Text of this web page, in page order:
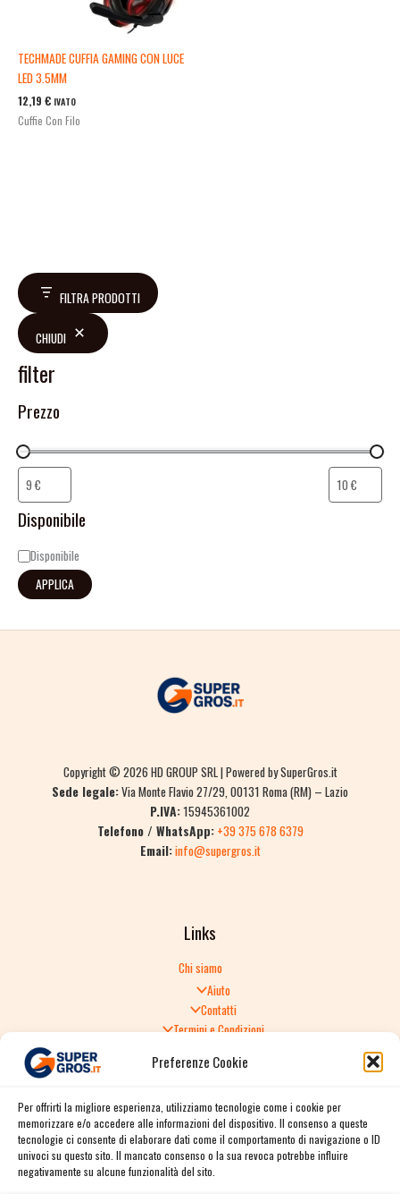
Preferenze Cookie
Per offrirti la migliore esperienza, utilizziamo tecnologie come i cookie per
memorizzare e/o accedere alle informazioni del dispositivo. Il consenso a queste
tecnologie ci consente di elaborare dati come il comportamento di navigazione o ID
univoci su questo sito. Il mancato consenso o la sua revoca potrebbe influire
negativamente su alcune funzionalità del sito.
FILTRA PRODOTTI
CHIUDI
filter
Prezzo
Disponibile
Disponibile
APPLICA
TECHMADE CUFFIA GAMING CON LUCE
LED 3.5MM
12,19 € IVATO
Cuffie Con Filo
Copyright © 2026 HD GROUP SRL | Powered by SuperGros.it
Sede legale:Via Monte Flavio 27/29, 00131 Roma (RM) – Lazio
P.IVA:15945361002
Telefono / WhatsApp: +39 375 678 6379
Email:info@supergros.it
Links
Chi siamo
Aiuto
Contatti
Termini e Condizioni
Politica di Reso
Spedizione e consegna
Informativa sulla Privacy
Cookie Policy